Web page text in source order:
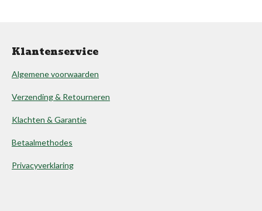
Klantenservice
Algemene voorwaarden
Verzending & Retourneren
Klachten & Garantie
Betaalmethodes
Privacyverklaring